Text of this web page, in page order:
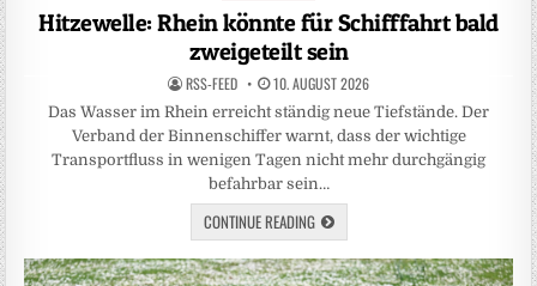
in
Hitzewelle: Rhein könnte für Schifffahrt bald
zweigeteilt sein
RSS-FEED 10. AUGUST 2026
Das Wasser im Rhein erreicht ständig neue Tiefstände. Der
Verband der Binnenschiffer warnt, dass der wichtige
Transportfluss in wenigen Tagen nicht mehr durchgängig
befahrbar sein…
CONTINUE READING